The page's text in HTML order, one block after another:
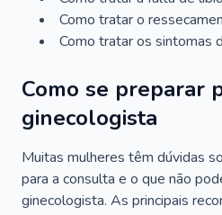
Como tratar o
Como tratar os sintomas
Como se preparar
ginecologista
Muitas mulheres têm dúvidas
para a consulta e o que não
ginecologista. As principais